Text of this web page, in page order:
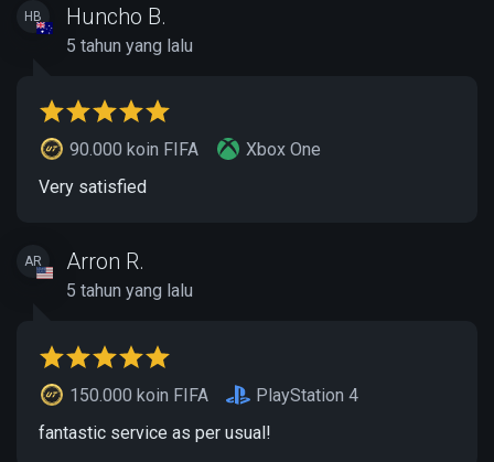
HB Huncho B.
5 tahun yang lalu
90.000 koin FIFA
Xbox One
Very satisfied
AR Arron R.
5 tahun yang lalu
150.000 koin FIFA
PlayStation 4
fantastic service as per usual!